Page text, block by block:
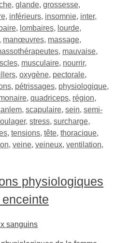
, glande, grossesse,
, inférieurs, insomnie, inter,
, lombaires, lourde,
, manœuvres, massage,
, mauvaise,
, musculaire, nourrir,
, oxygène, pectorale,
, pétrissages, physiologique,
, quadriceps, région,
, scapulaire, sein, semi-
, stress, surcharge,
, tensions, tête, thoracique,
, veine, veineux, ventilation,
physiologiques